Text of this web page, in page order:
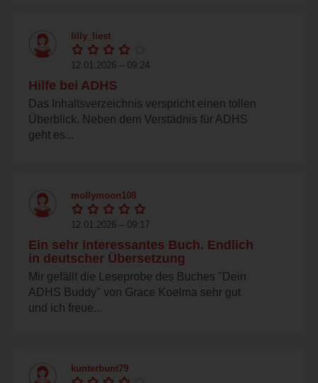
lilly_liest
12.01.2026 – 09:24
Hilfe bei ADHS
Das Inhaltsverzeichnis verspricht einen tollen
Überblick. Neben dem Verstädnis für ADHS
geht es...
mollymoon108
12.01.2026 – 09:17
Ein sehr interessantes Buch. Endlich
in deutscher Übersetzung
Mir gefällt die Leseprobe des Buches "Dein
ADHS Buddy" von Grace Koelma sehr gut
und ich freue...
kunterbunt79